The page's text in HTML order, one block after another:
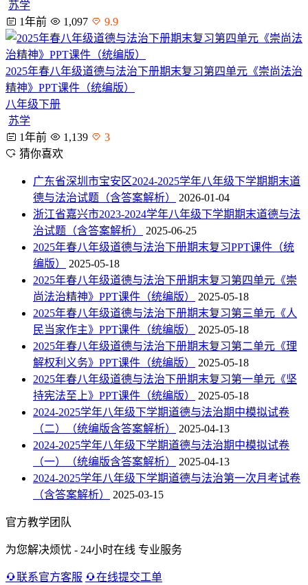
苏学
1年前
1,097 9.9
2025年春八年级道德与法治下册期末复习第四单元《崇尚法治
精神》PPT课件（统编版）
八年级下册
苏学
1年前
1,139
3
猜你喜欢
广东省深圳市宝安区2024-2025学年八年级下学期期末道
德与法治试题（含答案解析）
2026-01-04
浙江省嘉兴市2023-2024学年八年级下学期期末道德与法
治试题（含答案解析）
2025-06-25
2025年春八年级道德与法治下册期末复习PPT课件（统
编版）
2025-05-18
2025年春八年级道德与法治下册期末复习第四单元《崇
尚法治精神》PPT课件（统编版）
2025-05-18
2025年春八年级道德与法治下册期末复习第三单元《人
民当家作主》PPT课件（统编版）
2025-05-18
2025年春八年级道德与法治下册期末复习第二单元《理
解权利义务》PPT课件（统编版）
2025-05-18
2025年春八年级道德与法治下册期末复习第一单元《坚
持宪法至上》PPT课件（统编版）
2025-05-18
2024-2025学年八年级下学期道德与法治期中模拟试卷
（二）（统编版含答案解析）
2025-04-13
2024-2025学年八年级下学期道德与法治期中模拟试卷
（一）（统编版含答案解析）
2025-04-13
2024-2025学年八年级下学期道德与法治第一次月考试卷
（含答案解析）
2025-03-15
官方教学团队
为您解决烦忧 - 24小时在线 专业服务
联系官方客服
在线提交工单